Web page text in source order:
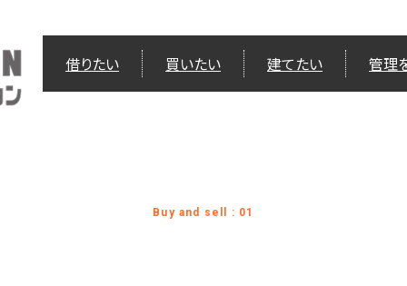
借りたい 買いたい 建てたい 管理
Buy and sell : 01